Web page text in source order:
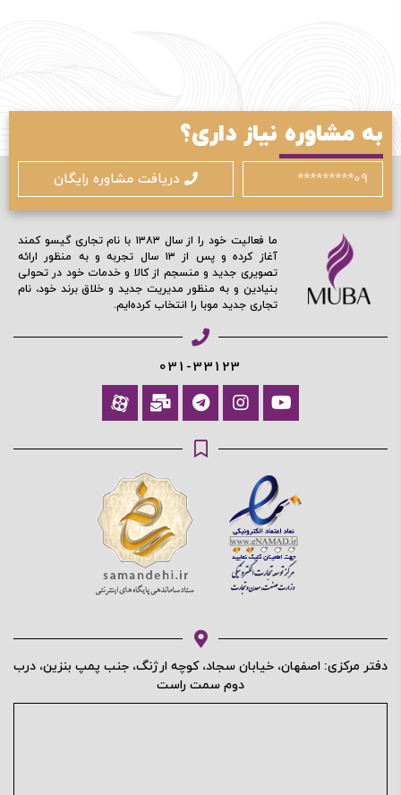
به مشاوره نیاز داری؟
دریافت مشاوره رایگان
ما فعالیت خود را از سال ۱۳۸۳ با نام تجاری گیسو کمند
آغاز کرده و پس از ۱۳ سال تجربه و به منظور ارائه
تصویری جدید و منسجم از کالا و خدمات خود در تحولی
بنیادین و به منظور مدیریت جدید و خلاق برند خود، نام
تجاری جدید موبا را انتخاب کرده‌ایم.
031-33123
دفتر مرکزی: اصفهان، خیابان سجاد، کوچه ارژنگ، جنب پمپ بنزین، درب
دوم سمت راست